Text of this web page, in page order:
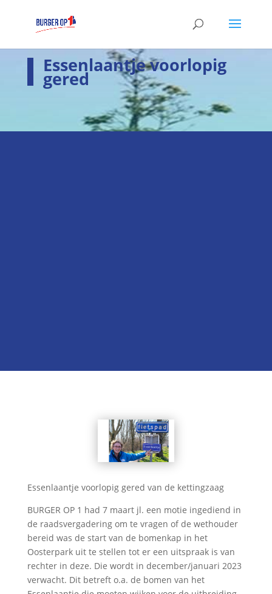
Essenlaantje voorlopig
gered
Essenlaantje voorlopig gered van de kettingzaag
BURGER OP 1 had 7 maart jl. een motie ingediend in
de raadsvergadering om te vragen of de wethouder
bereid was de start van de bomenkap in het
Oosterpark uit te stellen tot er een uitspraak is van
rechter in deze. Die wordt in december/januari 2023
verwacht. Dit betreft o.a. de bomen van het